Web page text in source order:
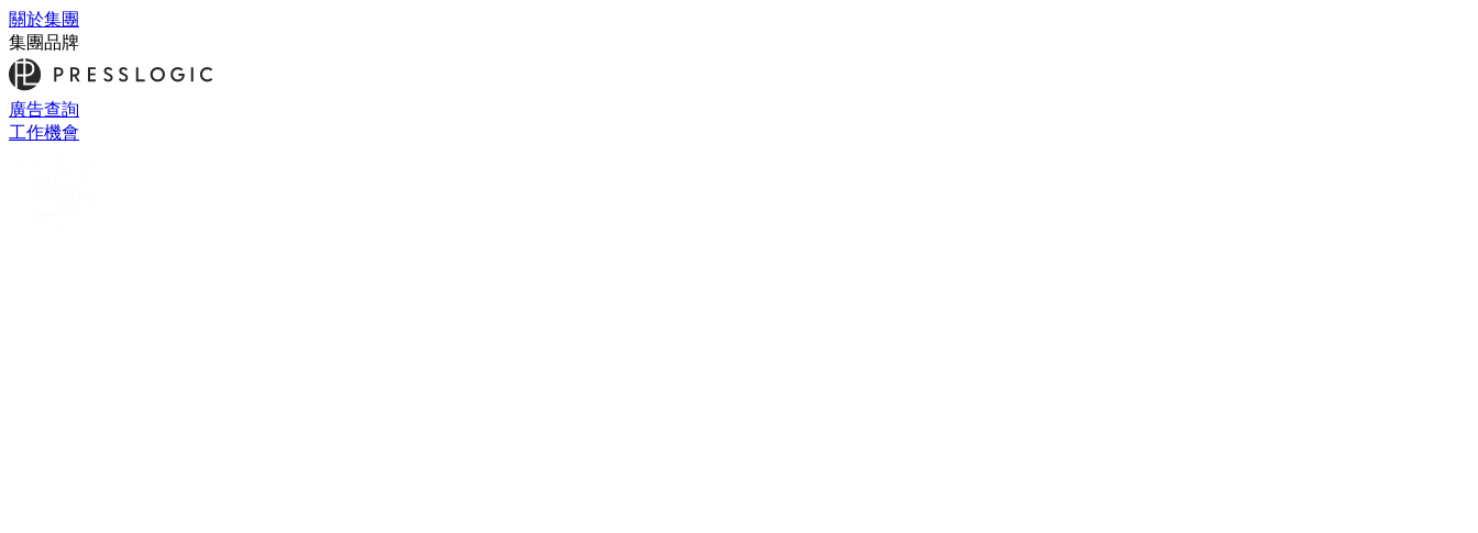
關於集團
集團品牌
廣告查詢
工作機會